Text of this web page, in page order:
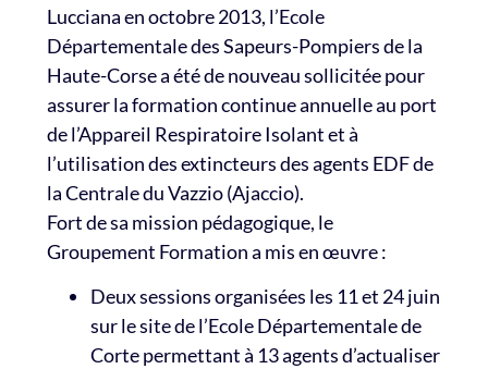
Lucciana en octobre 2013, l’Ecole
Départementale des Sapeurs-Pompiers de la
Haute-Corse a été de nouveau sollicitée pour
assurer la formation continue annuelle au port
de l’Appareil Respiratoire Isolant et à
l’utilisation des extincteurs des agents EDF de
la Centrale du Vazzio (Ajaccio).
Fort de sa mission pédagogique, le
Groupement Formation a mis en œuvre :
Deux sessions organisées les 11 et 24 juin
sur le site de l’Ecole Départementale de
Corte permettant à 13 agents d’actualiser